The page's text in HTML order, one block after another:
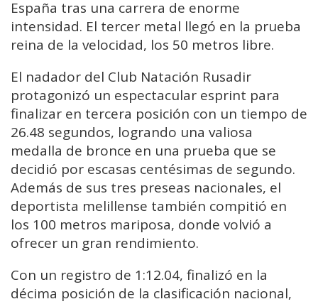
España tras una carrera de enorme
intensidad. El tercer metal llegó en la prueba
reina de la velocidad, los 50 metros libre.
El nadador del Club Natación Rusadir
protagonizó un espectacular esprint para
finalizar en tercera posición con un tiempo de
26.48 segundos, logrando una valiosa
medalla de bronce en una prueba que se
decidió por escasas centésimas de segundo.
Además de sus tres preseas nacionales, el
deportista melillense también compitió en
los 100 metros mariposa, donde volvió a
ofrecer un gran rendimiento.
Con un registro de 1:12.04, finalizó en la
décima posición de la clasificación nacional,